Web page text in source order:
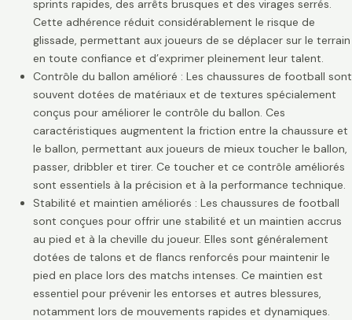
sprints rapides, des arrêts brusques et des virages serrés.
Cette adhérence réduit considérablement le risque de
glissade, permettant aux joueurs de se déplacer sur le terrain
en toute confiance et d’exprimer pleinement leur talent.
Contrôle du ballon amélioré : Les chaussures de football sont
souvent dotées de matériaux et de textures spécialement
conçus pour améliorer le contrôle du ballon. Ces
caractéristiques augmentent la friction entre la chaussure et
le ballon, permettant aux joueurs de mieux toucher le ballon,
passer, dribbler et tirer. Ce toucher et ce contrôle améliorés
sont essentiels à la précision et à la performance technique.
Stabilité et maintien améliorés : Les chaussures de football
sont conçues pour offrir une stabilité et un maintien accrus
au pied et à la cheville du joueur. Elles sont généralement
dotées de talons et de flancs renforcés pour maintenir le
pied en place lors des matchs intenses. Ce maintien est
essentiel pour prévenir les entorses et autres blessures,
notamment lors de mouvements rapides et dynamiques.